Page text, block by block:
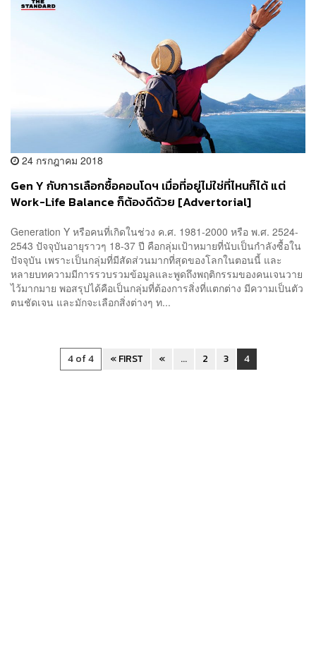
24 กรกฎาคม 2018
Gen Y กับการเลือกซื้อคอนโดฯ เมื่อที่อยู่ไม่ใช่ที่ไหนก็ได้ แต่
Work-Life Balance ก็ต้องดีด้วย [Advertorial]
Generation Y หรือคนที่เกิดในช่วง ค.ศ. 1981-2000 หรือ พ.ศ. 2524-
2543 ปัจจุบันอายุราวๆ 18-37 ปี คือกลุ่มเป้าหมายที่นับเป็นกำลังซื้อใน
ปัจจุบัน เพราะเป็นกลุ่มที่มีสัดส่วนมากที่สุดของโลกในตอนนี้ และ
หลายบทความมีการรวบรวมข้อมูลและพูดถึงพฤติกรรมของคนเจนวาย
ไว้มากมาย พอสรุปได้คือเป็นกลุ่มที่ต้องการสิ่งที่แตกต่าง มีความเป็นตัว
ตนชัดเจน และมักจะเลือกสิ่งต่างๆ ท...
4 of 4 « FIRST « ... 2 3 4